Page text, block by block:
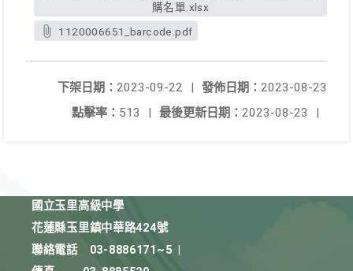
購名單.xlsx
1120006651_barcode.pdf
發佈日期： 2023-08-23
下架日期： 2023-09-22
|
最後更新日期： 2023-08-23 |
點擊率： 513 |
國立玉里高級中學
花蓮縣玉里鎮中華路424號
聯絡電話
03-8886171~5